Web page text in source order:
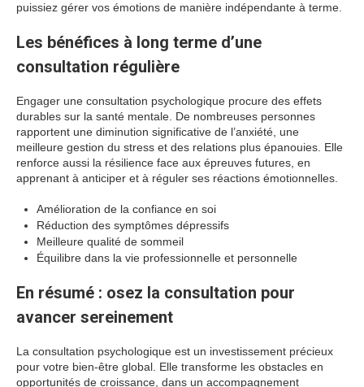
puissiez gérer vos émotions de manière indépendante à terme.
Les bénéfices à long terme d’une
consultation régulière
Engager une consultation psychologique procure des effets
durables sur la santé mentale. De nombreuses personnes
rapportent une diminution significative de l’anxiété, une
meilleure gestion du stress et des relations plus épanouies. Elle
renforce aussi la résilience face aux épreuves futures, en
apprenant à anticiper et à réguler ses réactions émotionnelles.
Amélioration de la confiance en soi
Réduction des symptômes dépressifs
Meilleure qualité de sommeil
Équilibre dans la vie professionnelle et personnelle
En résumé : osez la consultation pour
avancer sereinement
La consultation psychologique est un investissement précieux
pour votre bien-être global. Elle transforme les obstacles en
opportunités de croissance, dans un accompagnement